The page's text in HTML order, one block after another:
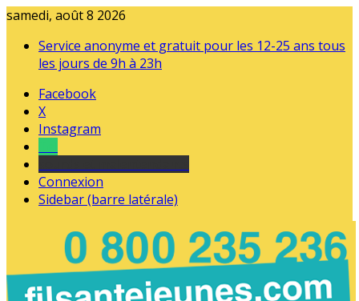
samedi, août 8 2026
Service anonyme et gratuit pour les 12-25 ans tous
les jours de 9h à 23h
Facebook
X
Instagram
Connexion
Sidebar (barre latérale)